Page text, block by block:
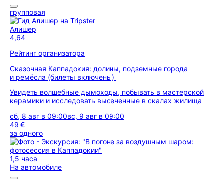
групповая
Алишер
4,64
Рейтинг организатора
Сказочная Каппадокия: долины, подземные города
и ремёсла (билеты включены)
Увидеть волшебные дымоходы, побывать в мастерской
керамики и исследовать высеченные в скалах жилища
сб, 8 авг в 09:00вс, 9 авг в 09:00
49 €
за одного
1,5 часа
На автомобиле